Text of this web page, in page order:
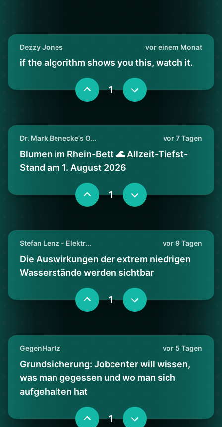
Dezzy Jones vor einem Monat
if the algorithm shows you this, watch it.
1
Dr. Mark Benecke's O... vor 7 Tagen
Blumen im Rhein-Bett 🌊 Allzeit-Tiefst-
Stand am 1. August 2026
1
Stefan Lenz - Elektr... vor 9 Tagen
Die Auswirkungen der extrem niedrigen
Wasserstände werden sichtbar
1
GegenHartz vor 5 Tagen
Grundsicherung: Jobcenter will wissen,
was man gegessen und wo man sich
aufgehalten hat
1